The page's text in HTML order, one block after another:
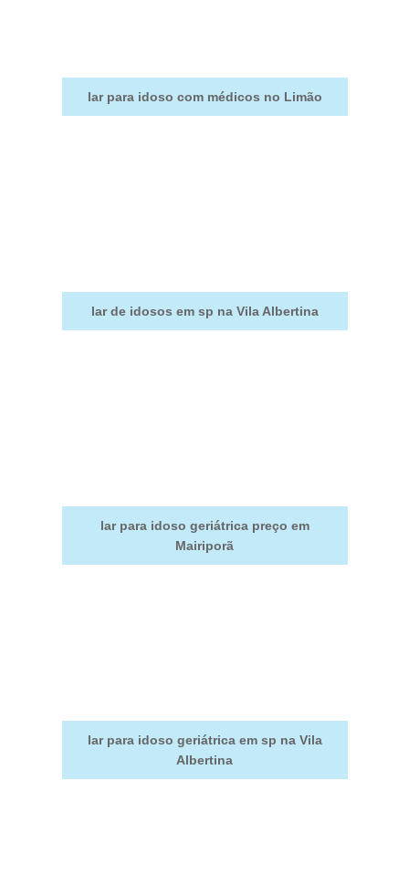
lar para idoso com médicos no Limão
lar de idosos em sp na Vila Albertina
lar para idoso geriátrica preço em
Mairiporã
lar para idoso geriátrica em sp na Vila
Albertina